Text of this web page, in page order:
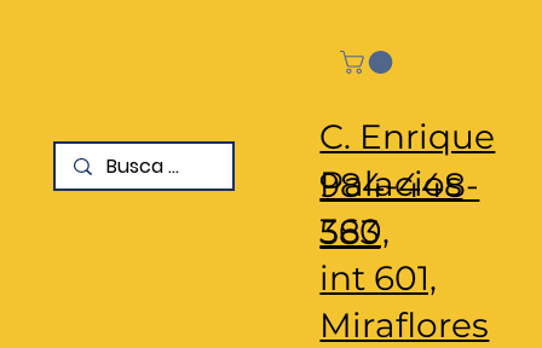
C. Enrique
Palacios
360,
int 601,
Miraflores
984-448-
583